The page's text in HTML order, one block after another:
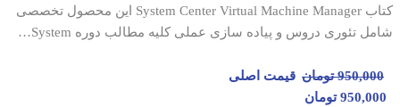
کتاب System Center Virtual Machine Manager این محصول تخصصی
شامل تئوری دروس و پیاده سازی عملی کلیه مطالب دوره System…
950,000 تومان قیمت اصلی
950,000 تومان